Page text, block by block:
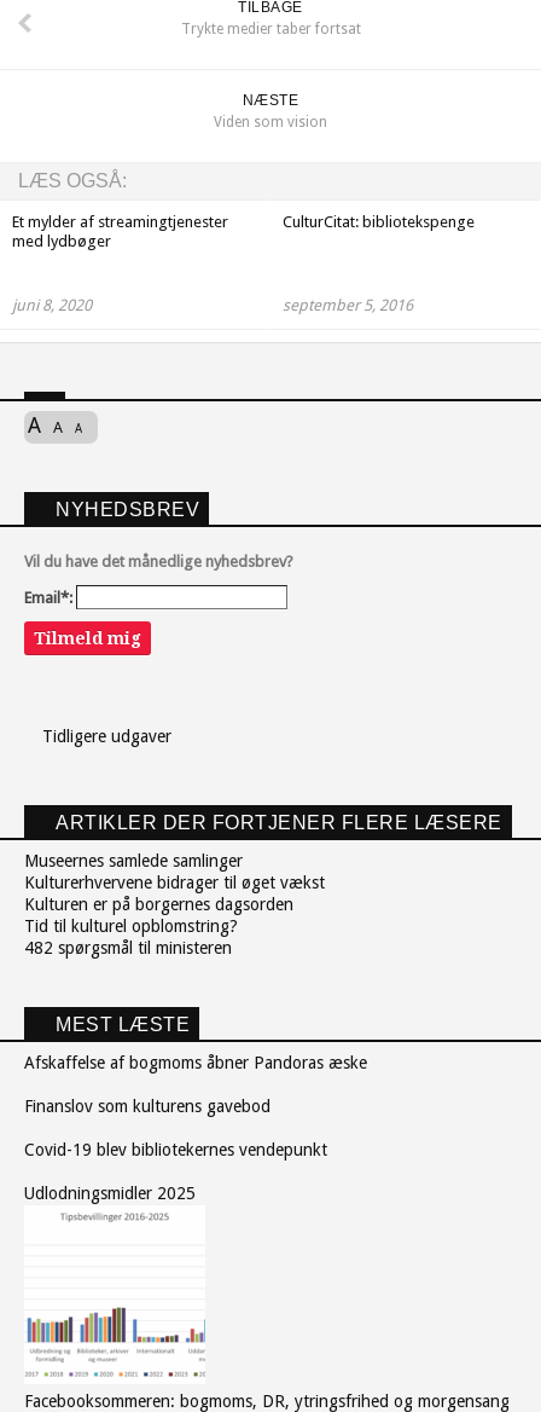
TILBAGE
Trykte medier taber fortsat
NÆSTE
Viden som vision
LÆS OGSÅ:
Et mylder af streamingtjenester
med lydbøger
juni 8, 2020
CulturCitat: bibliotekspenge
september 5, 2016
A A A
NYHEDSBREV
Vil du have det månedlige nyhedsbrev?
Email*:
Tilmeld mig
Tidligere udgaver
ARTIKLER DER FORTJENER FLERE LÆSERE
Museernes samlede samlinger
Kulturerhvervene bidrager til øget vækst
Kulturen er på borgernes dagsorden
Tid til kulturel opblomstring?
482 spørgsmål til ministeren
MEST LÆSTE
Afskaffelse af bogmoms åbner Pandoras æske
Finanslov som kulturens gavebod
Covid-19 blev bibliotekernes vendepunkt
Udlodningsmidler 2025
Facebooksommeren: bogmoms, DR, ytringsfrihed og morgensang